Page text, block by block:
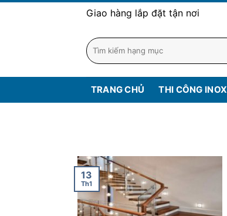
Giao hàng lắp đặt tận nơi
TRANG CHỦ THI CÔNG INOX
13
Th1